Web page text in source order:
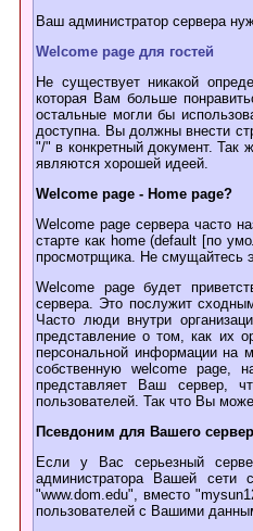
Ваш администратор сервера
Welcome page для гостей
Не существует никакой
которая Вам больше
остальные могли бы
доступна. Вы должны внести
"/" в конкретный документ. Так
являются хорошей идеей.
Welcome page - Home page?
Welcome page сервера часто
старте как home (default [по
просмотрщика. Не смущайтесь
Welcome page будет
сервера. Это послужит
Часто люди внутри
представление о том, как их
персональной информации на
собственную welcome page,
представляет Ваш сервер,
пользователей. Так что Вы
Псевдоним для Вашего
Если у Вас серьезный
администратора Вашей сети
"www.dom.edu", вместо
пользователей с Вашими